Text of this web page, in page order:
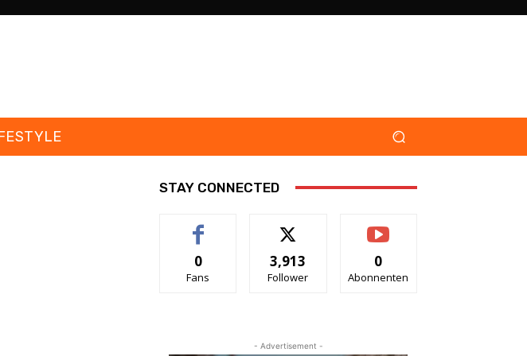
STAY CONNECTED
0
Fans
3,913
Follower
0
Abonnenten
- Advertisement -